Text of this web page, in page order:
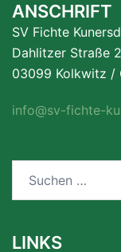
ANSCHRIFT
SV Fichte
Dahlitzer Straße
03099 Kolkwitz /
info@sv-fichte-
LINKS